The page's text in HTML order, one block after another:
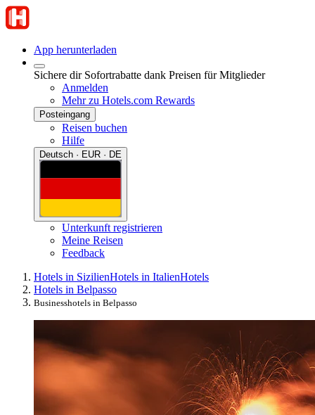
App herunterladen
Sichere dir Sofortrabatte dank Preisen für Mitglieder
Anmelden
Mehr zu Hotels.com Rewards
Posteingang
Reisen buchen
Hilfe
Deutsch · EUR · DE
Unterkunft registrieren
Meine Reisen
Feedback
Hotels in SizilienHotels in ItalienHotels
Hotels in Belpasso
Businesshotels in Belpasso